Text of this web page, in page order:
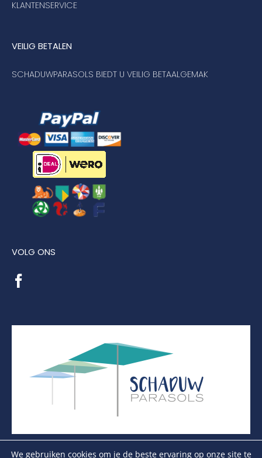
KLANTENSERVICE
VEILIG BETALEN
SCHADUWPARASOLS BIEDT U VEILIG BETAALGEMAK
VOLG ONS
We gebruiken cookies om je de beste ervaring op onze site te